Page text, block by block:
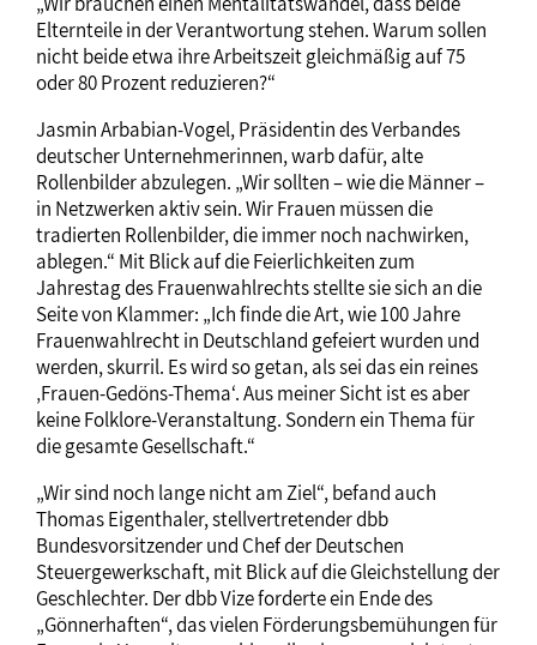
Elternteile in der Verantwortung stehen. Warum sollen
nicht beide etwa ihre Arbeitszeit gleichmäßig auf 75
oder 80 Prozent reduzieren?“
Jasmin Arbabian-Vogel, Präsidentin des Verbandes
deutscher Unternehmerinnen, warb dafür, alte
Rollenbilder abzulegen. „Wir sollten – wie die Männer –
in Netzwerken aktiv sein. Wir Frauen müssen die
tradierten Rollenbilder, die immer noch nachwirken,
ablegen.“ Mit Blick auf die Feierlichkeiten zum
Jahrestag des Frauenwahlrechts stellte sie sich an die
Seite von Klammer: „Ich finde die Art, wie 100 Jahre
Frauenwahlrecht in Deutschland gefeiert wurden und
werden, skurril. Es wird so getan, als sei das ein reines
‚Frauen-Gedöns-Thema‘. Aus meiner Sicht ist es aber
keine Folklore-Veranstaltung. Sondern ein Thema für
die gesamte Gesellschaft.“
„Wir sind noch lange nicht am Ziel“, befand auch
Thomas Eigenthaler, stellvertretender dbb
Bundesvorsitzender und Chef der Deutschen
Steuergewerkschaft, mit Blick auf die Gleichstellung der
Geschlechter. Der dbb Vize forderte ein Ende des
„Gönnerhaften“, das vielen Förderungsbemühungen für